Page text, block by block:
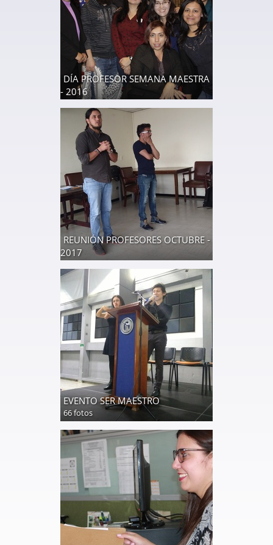
DÍA PROFESOR SEMANA MAESTRA
- 2016
REUNIÓN PROFESORES OCTUBRE -
2017
EVENTO SER MAESTRO
66 fotos